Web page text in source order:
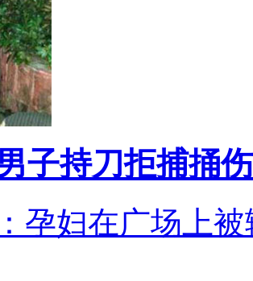
子持刀拒捕捅
孕妇在广场上